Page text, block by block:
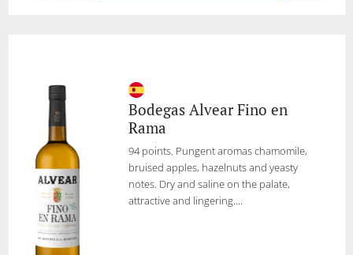
Bodegas Alvear Fino en
Rama
94 points. Pungent aromas chamomile,
bruised apples, hazelnuts and yeasty
notes. Dry and saline on the palate,
attractive and lingering....